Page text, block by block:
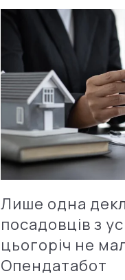
Лише одна
посадовців з
цьогоріч не
Опендатабот